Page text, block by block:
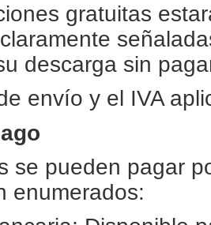
gratuitas
descarga sin
envío y el IVA
se pueden pagar
enumerados: